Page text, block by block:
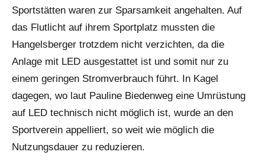
Sportstätten waren zur Sparsamkeit angehalten. Auf
das Flutlicht auf ihrem Sportplatz mussten die
Hangelsberger trotzdem nicht verzichten, da die
Anlage mit LED ausgestattet ist und somit nur zu
einem geringen Stromverbrauch führt. In Kagel
dagegen, wo laut Pauline Biedenweg eine Umrüstung
auf LED technisch nicht möglich ist, wurde an den
Sportverein appelliert, so weit wie möglich die
Nutzungsdauer zu reduzieren.